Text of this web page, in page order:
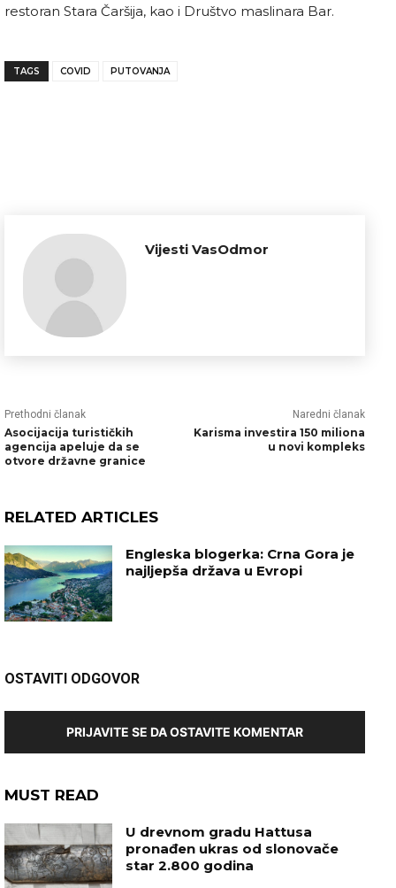
restoran Stara Čaršija, kao i Društvo maslinara Bar.
TAGS COVID PUTOVANJA
Vijesti VasOdmor
Prethodni članak
Asocijacija turističkih
agencija apeluje da se
otvore državne granice
Naredni članak
Karisma investira 150 miliona
u novi kompleks
RELATED ARTICLES
Engleska blogerka: Crna Gora je
najljepša država u Evropi
OSTAVITI ODGOVOR
PRIJAVITE SE DA OSTAVITE KOMENTAR
MUST READ
U drevnom gradu Hattusa
pronađen ukras od slonovače
star 2.800 godina